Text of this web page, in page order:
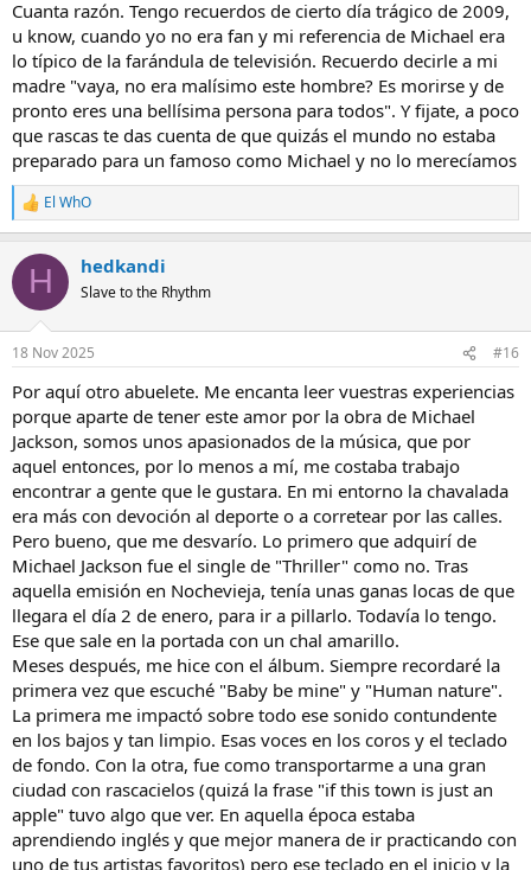
Cuanta razón. Tengo recuerdos de cierto día trágico de 2009,
u know, cuando yo no era fan y mi referencia de Michael era
lo típico de la farándula de televisión. Recuerdo decirle a mi
madre "vaya, no era malísimo este hombre? Es morirse y de
pronto eres una bellísima persona para todos". Y fijate, a poco
que rascas te das cuenta de que quizás el mundo no estaba
preparado para un famoso como Michael y no lo merecíamos
R
e
c
i
e
:
El WhO
H hedkandi
Slave to the Rhythm
18 Nov 2025 #16
Por aquí otro abuelete. Me encanta leer vuestras experiencias
porque aparte de tener este amor por la obra de Michael
Jackson, somos unos apasionados de la música, que por
aquel entonces, por lo menos a mí, me costaba trabajo
encontrar a gente que le gustara. En mi entorno la chavalada
era más con devoción al deporte o a corretear por las calles.
Pero bueno, que me desvarío. Lo primero que adquirí de
Michael Jackson fue el single de "Thriller" como no. Tras
aquella emisión en Nochevieja, tenía unas ganas locas de que
llegara el día 2 de enero, para ir a pillarlo. Todavía lo tengo.
Ese que sale en la portada con un chal amarillo.
Meses después, me hice con el álbum. Siempre recordaré la
primera vez que escuché "Baby be mine" y "Human nature".
La primera me impactó sobre todo ese sonido contundente
en los bajos y tan limpio. Esas voces en los coros y el teclado
de fondo. Con la otra, fue como transportarme a una gran
ciudad con rascacielos (quizá la frase "if this town is just an
apple" tuvo algo que ver. En aquella época estaba
aprendiendo inglés y que mejor manera de ir practicando con
uno de tus artistas favoritos) pero ese teclado en el inicio y la